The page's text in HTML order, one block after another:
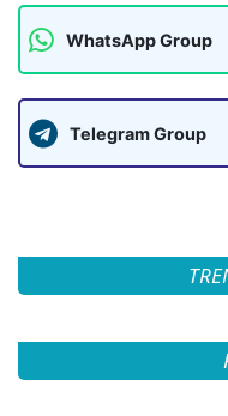
WhatsApp Group
Telegram Group